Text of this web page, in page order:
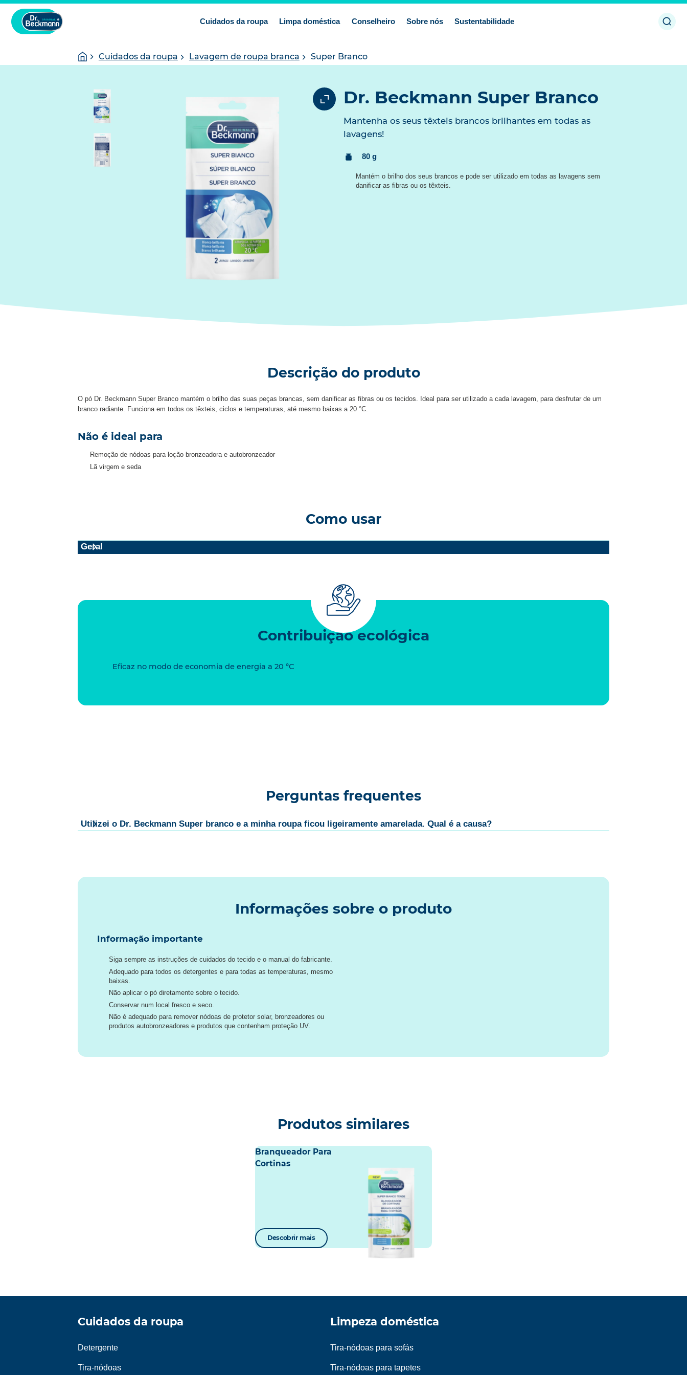
Cuidados da roupa Limpa doméstica Conselheiro Sobre nós Sustentabilidade
a
You
are
Homepage
Cuidados da roupa Lavagem de roupa branca Super Branco
Dr. Beckmann Super Branco
Mantenha os seus têxteis brancos brilhantes em todas as
lavagens!
Ver
80 g
Mantém o brilho dos seus brancos e pode ser utilizado em todas as lavagens sem
danificar as fibras ou os têxteis.
Descrição do produto
O pó Dr. Beckmann Super Branco mantém o brilho das suas peças brancas, sem danificar as fibras ou os tecidos. Ideal para ser utilizado a cada lavagem, para desfrutar de um
branco radiante. Funciona em todos os têxteis, ciclos e temperaturas, até mesmo baixas a 20 °C.
Não é ideal para
Remoção de nódoas para loção bronzeadora e autobronzeador
Lã virgem e seda
Como usar
Geral
Contribuição ecológica
Eficaz no modo de economia de energia a 20 °C
Perguntas frequentes
Utilizei o Dr. Beckmann Super branco e a minha roupa ficou ligeiramente amarelada. Qual é a causa?
Informações sobre o produto
Informação importante
Siga sempre as instruções de cuidados do tecido e o manual do fabricante.
Adequado para todos os detergentes e para todas as temperaturas, mesmo
baixas.
Não aplicar o pó diretamente sobre o tecido.
Conservar num local fresco e seco.
Não é adequado para remover nódoas de protetor solar, bronzeadores ou
produtos autobronzeadores e produtos que contenham proteção UV.
Produtos similares
Branqueador Para
Cortinas
Descobrir mais
Cuidados da roupa
Detergente
Tira-nódoas
Limpeza doméstica
Tira-nódoas para sofás
Tira-nódoas para tapetes